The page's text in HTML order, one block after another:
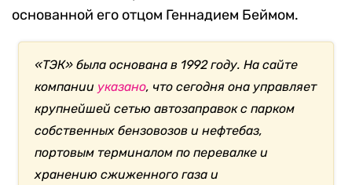
основанной его отцом Геннадием Беймом.
«ТЭК» была основана в 1992 году. На сайте
компании указано, что сегодня она управляет
крупнейшей сетью автозаправок с парком
собственных бензовозов и нефтебаз,
портовым терминалом по перевалке и
хранению сжиженного газа и